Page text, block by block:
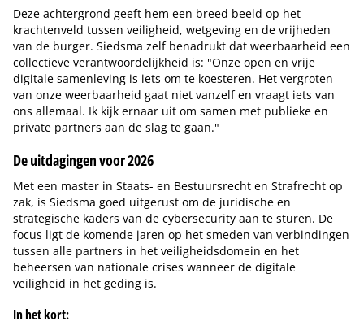
Deze achtergrond geeft hem een breed beeld op het
krachtenveld tussen veiligheid, wetgeving en de vrijheden
van de burger. Siedsma zelf benadrukt dat weerbaarheid een
collectieve verantwoordelijkheid is: "Onze open en vrije
digitale samenleving is iets om te koesteren. Het vergroten
van onze weerbaarheid gaat niet vanzelf en vraagt iets van
ons allemaal. Ik kijk ernaar uit om samen met publieke en
private partners aan de slag te gaan."
De uitdagingen voor 2026
Met een master in Staats- en Bestuursrecht en Strafrecht op
zak, is Siedsma goed uitgerust om de juridische en
strategische kaders van de cybersecurity aan te sturen. De
focus ligt de komende jaren op het smeden van verbindingen
tussen alle partners in het veiligheidsdomein en het
beheersen van nationale crises wanneer de digitale
veiligheid in het geding is.
In het kort: